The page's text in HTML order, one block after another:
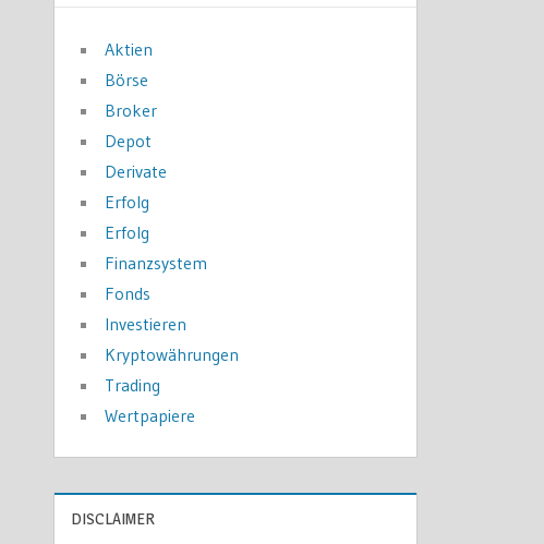
Aktien
Börse
Broker
Depot
Derivate
Erfolg
Erfolg
Finanzsystem
Fonds
Investieren
Kryptowährungen
Trading
Wertpapiere
DISCLAIMER